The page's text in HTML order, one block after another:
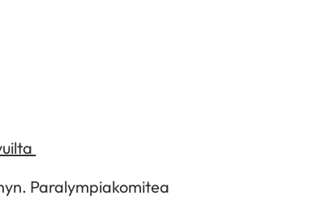
Paralympiakomitea